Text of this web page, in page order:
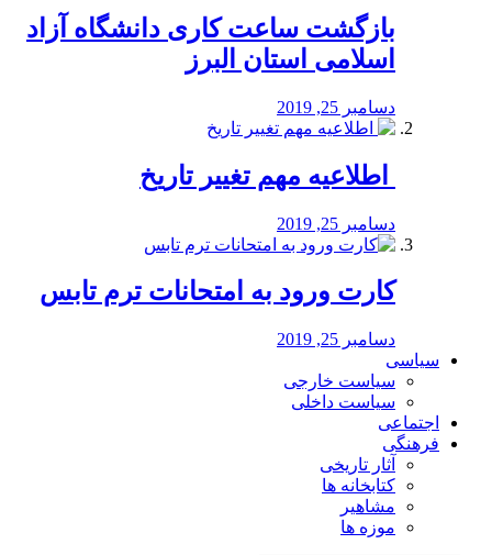
بازگشت ساعت کاری دانشگاه آزاد
اسلامی استان البرز
دسامبر 25, 2019
️ اطلاعیه مهم تغییر تاریخ
دسامبر 25, 2019
کارت ورود به امتحانات ترم تابس
دسامبر 25, 2019
سیاسی
سیاست خارجی
سیاست داخلی
اجتماعی
فرهنگی
آثار تاریخی
کتابخانه ها
مشاهیر
موزه ها